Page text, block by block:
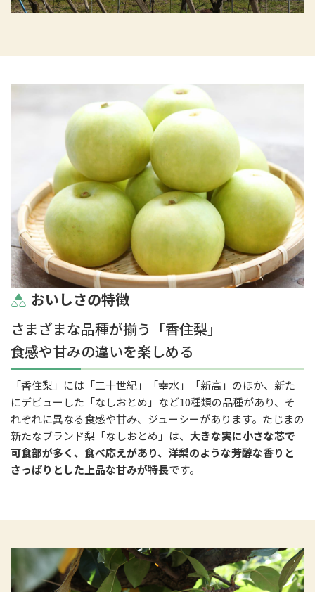
おいしさの特徴
さまざまな品種が揃う「香住梨」
食感や甘みの違いを楽しめる
「香住梨」には「二十世紀」「幸水」「新高」のほか、新た
にデビューした「なしおとめ」など10種類の品種があり、そ
れぞれに異なる食感や甘み、ジューシーがあります。たじまの
新たなブランド梨「なしおとめ」は、 大きな実に小さな芯で
可食部が多く、食べ応えがあり、洋梨のような芳醇な香りと
さっぱりとした上品な甘みが特長です。